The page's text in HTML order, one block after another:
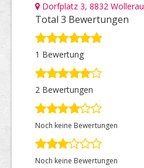
Preise
HELP Awards
Top Firmen
Über uns
Dorfplatz 3, 8832 Wollerau
Total 3 Bewertungen
1 Bewertung
2 Bewertungen
Noch keine Bewertungen
Noch keine Bewertungen